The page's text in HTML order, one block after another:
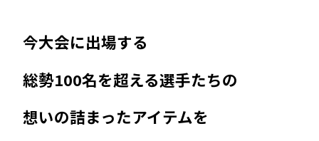
今大会に出場する
総勢100名を超える選手たちの
想いの詰まったアイテムを